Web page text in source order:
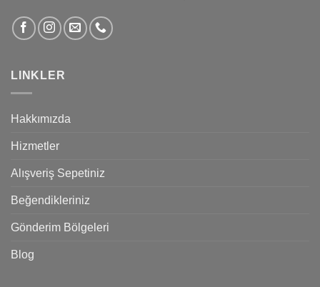
LINKLER
Hakkımızda
Hizmetler
Alışveriş Sepetiniz
Beğendikleriniz
Gönderim Bölgeleri
Blog